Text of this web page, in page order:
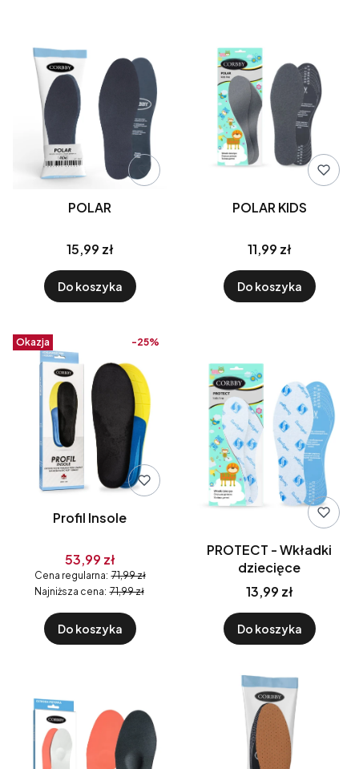
POLAR
15,99 zł
Do koszyka
POLAR KIDS
11,99 zł
Do koszyka
Okazja
Profil Insole
53,99 zł
Cena regularna: 71,99 zł
-25%
Najniższa cena: 71,99 zł
Do koszyka
PROTECT - Wkładki
dziecięce
13,99 zł
Do koszyka